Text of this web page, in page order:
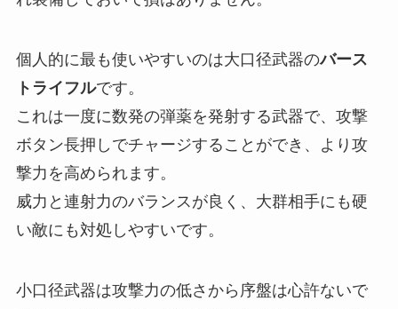
個人的に最も使いやすいのは大口径武器のバース
トライフルです。
これは一度に数発の弾薬を発射する武器で、攻撃
ボタン長押しでチャージすることができ、より攻
撃力を高められます。
威力と連射力のバランスが良く、大群相手にも硬
い敵にも対処しやすいです。
小口径武器は攻撃力の低さから序盤は心許ないで